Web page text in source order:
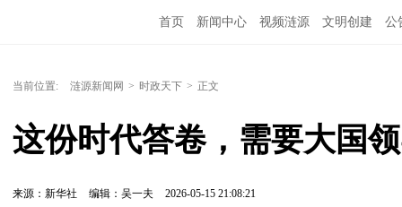
首页 新闻中心 视频涟源 文明创建 公
当前位置: 涟源新闻网 > 时政天下 > 正文
这份时代答卷，需要大国
来源：新华社 编辑：吴一夫 2026-05-15 21:08:21